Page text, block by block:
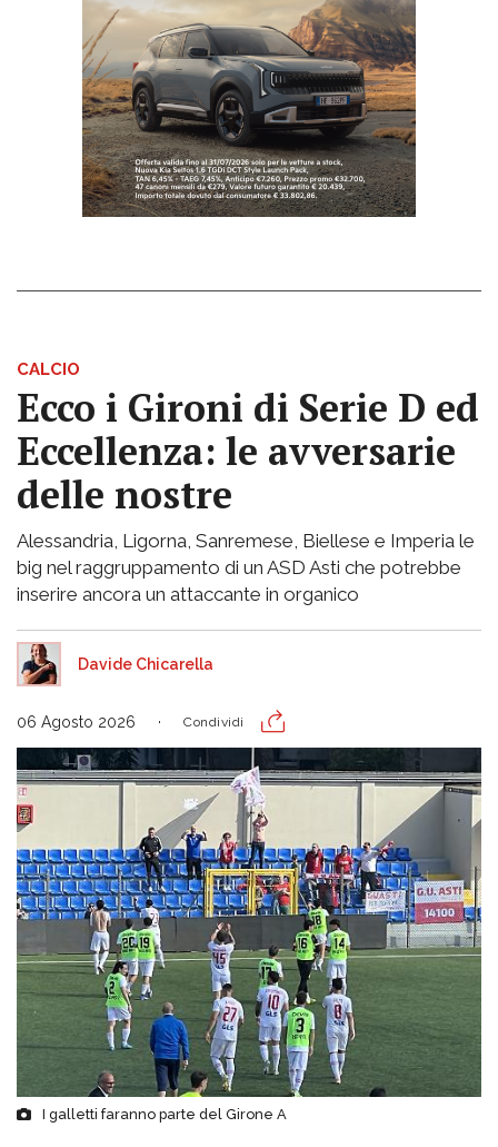
CALCIO
Ecco i Gironi di Serie D ed
Eccellenza: le avversarie
delle nostre
Alessandria, Ligorna, Sanremese, Biellese e Imperia le
big nel raggruppamento di un ASD Asti che potrebbe
inserire ancora un attaccante in organico
Davide Chicarella
06 Agosto 2026 Condividi
I galletti faranno parte del Girone A